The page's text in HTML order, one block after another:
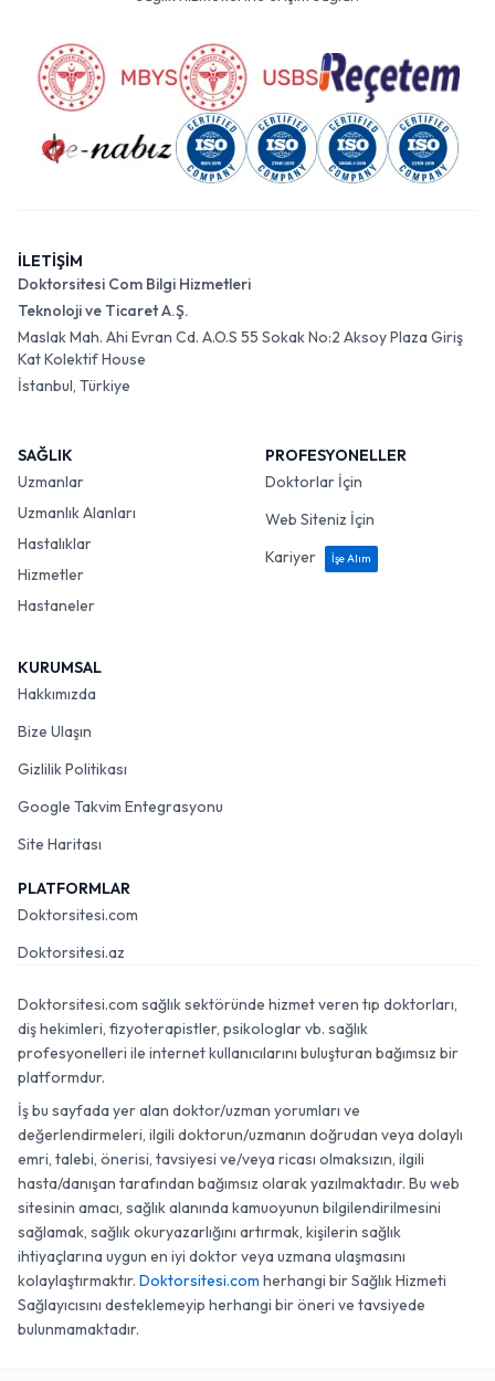
İLETİŞİM
Doktorsitesi Com Bilgi Hizmetleri
Teknoloji ve Ticaret A.Ş.
Maslak Mah. Ahi Evran Cd. A.O.S 55 Sokak No:2 Aksoy Plaza Giriş
Kat Kolektif House
İstanbul, Türkiye
SAĞLIK
Uzmanlar
Uzmanlık Alanları
Hastalıklar
Hizmetler
Hastaneler
PROFESYONELLER
Doktorlar İçin
Web Siteniz İçin
Kariyer
İşe Alım
KURUMSAL
Hakkımızda
Bize Ulaşın
Gizlilik Politikası
Google Takvim Entegrasyonu
Site Haritası
PLATFORMLAR
Doktorsitesi.com
Doktorsitesi.az
Doktorsitesi.com sağlık sektöründe hizmet veren tıp doktorları,
diş hekimleri, fizyoterapistler, psikologlar vb. sağlık
profesyonelleri ile internet kullanıcılarını buluşturan bağımsız bir
platformdur.
İş bu sayfada yer alan doktor/uzman yorumları ve
değerlendirmeleri, ilgili doktorun/uzmanın doğrudan veya dolaylı
emri, talebi, önerisi, tavsiyesi ve/veya ricası olmaksızın, ilgili
hasta/danışan tarafından bağımsız olarak yazılmaktadır. Bu web
sitesinin amacı, sağlık alanında kamuoyunun bilgilendirilmesini
sağlamak, sağlık okuryazarlığını artırmak, kişilerin sağlık
ihtiyaçlarına uygun en iyi doktor veya uzmana ulaşmasını
kolaylaştırmaktır. Doktorsitesi.com herhangi bir Sağlık Hizmeti
Sağlayıcısını desteklemeyip herhangi bir öneri ve tavsiyede
bulunmamaktadır.